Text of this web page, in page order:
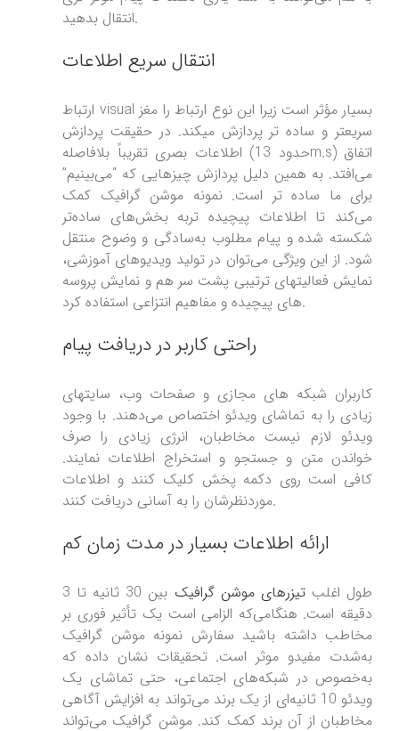
انتقال بدهید.
انتقال سریع اطلاعات
ارتباط visual بسیار مؤثر است زیرا این نوع ارتباط را مغز
سریعتر و ساده تر پردازش میکند. در حقیقت پردازش
اطلاعات بصری تقریباً بلافاصله (حدود 13m.s) اتفاق
می‌افتد. به همین دلیل پردازش چیزهایی که “می‌بینیم”
برای ما ساده تر است. نمونه موشن گرافیک کمک
می‌کند تا اطلاعات پیچیده تربه بخش‌های ساده‌تر
شکسته شده و پیام مطلوب به‌سادگی و وضوح منتقل
شود. از این ویژگی می‌توان در تولید ویدیوهای آموزشی،
نمایش فعالیتهای ترتیبی پشت سر هم و نمایش پروسه
های پیچیده و مفاهیم انتزاعی استفاده کرد.
راحتی کاربر در دریافت پیام
کاربران شبکه های مجازی و صفحات وب، سایتهای
زیادی را به تماشای ویدئو اختصاص می‌دهند. با وجود
ویدئو لازم نیست مخاطبان، انرژی زیادی را صرف
خواندن متن و جستجو و استخراج اطلاعات نمایند.
کافی است روی دکمه پخش کلیک کنند و اطلاعات
موردنظرشان را به آسانی دریافت کنند.
ارائه اطلاعات بسیار در مدت زمان کم
طول اغلبتیزرهای موشن گرافیک
بین 30 ثانیه تا 3
دقیقه است. هنگامی‌که الزامی است یک تأثیر فوری بر
مخاطب داشته باشید سفارش نمونه موشن گرافیک
به‌شدت مفیدو موثر است. تحقیقات نشان داده که
به‌خصوص در شبکه‌های اجتماعی، حتی تماشای یک
ویدئو 10 ثانیه‌ای از یک برند می‌تواند به افزایش آگاهی
مخاطبان از آن برند کمک کند. موشن گرافیک می‌تواند